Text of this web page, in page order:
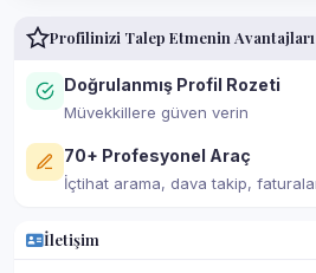
Profilinizi Talep Etmenin Avantajları
Doğrulanmış Profil Rozeti
Müvekkillere güven verin
70+ Profesyonel Araç
İçtihat arama, dava takip,
İletişim